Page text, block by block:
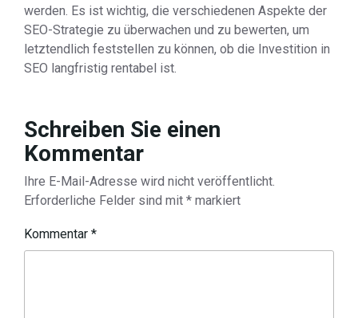
werden. Es ist wichtig, die verschiedenen Aspekte der
SEO-Strategie zu überwachen und zu bewerten, um
letztendlich feststellen zu können, ob die Investition in
SEO langfristig rentabel ist.
Schreiben Sie einen
Kommentar
Ihre E-Mail-Adresse wird nicht veröffentlicht.
Erforderliche Felder sind mit * markiert
Kommentar *